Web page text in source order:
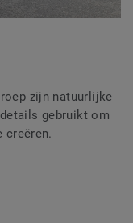
zijn natuurlijke
gebruikt om
creëren.